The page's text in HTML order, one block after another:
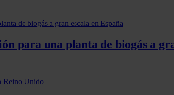
para una planta de biogás a